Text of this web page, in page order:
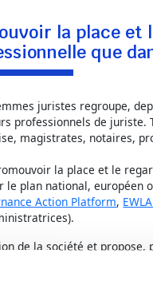
la place
que
juristes regroupe,
professionnels de
magistrates, notaires,
la place et le
plan national, européen
Action Platform,
de la société et